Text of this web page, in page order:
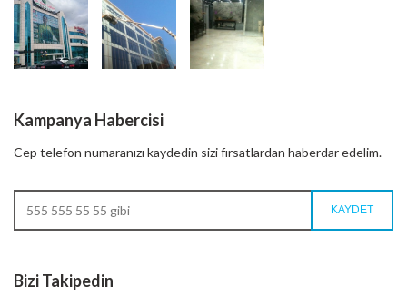
Kampanya Habercisi
Cep telefon numaranızı kaydedin sizi fırsatlardan haberdar edelim.
Bizi Takipedin